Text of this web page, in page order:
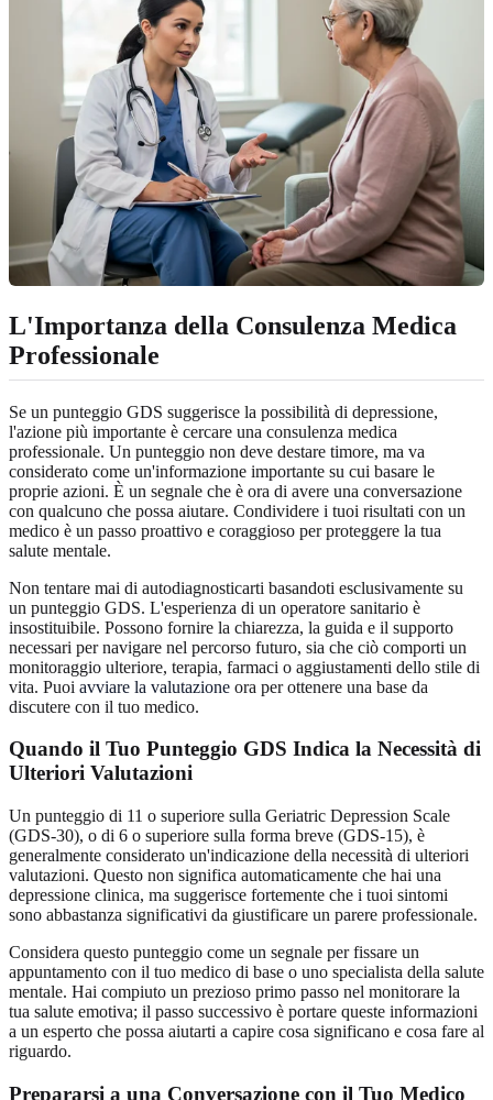
L'Importanza della Consulenza Medica
Professionale
Se un punteggio GDS suggerisce la possibilità di depressione,
l'azione più importante è cercare una consulenza medica
professionale. Un punteggio non deve destare timore, ma va
considerato come un'informazione importante su cui basare le
proprie azioni. È un segnale che è ora di avere una conversazione
con qualcuno che possa aiutare. Condividere i tuoi risultati con un
medico è un passo proattivo e coraggioso per proteggere la tua
salute mentale.
Non tentare mai di autodiagnosticarti basandoti esclusivamente su
un punteggio GDS. L'esperienza di un operatore sanitario è
insostituibile. Possono fornire la chiarezza, la guida e il supporto
necessari per navigare nel percorso futuro, sia che ciò comporti un
monitoraggio ulteriore, terapia, farmaci o aggiustamenti dello stile di
vita. Puoi avviare la valutazione ora per ottenere una base da
discutere con il tuo medico.
Quando il Tuo Punteggio GDS Indica la Necessità di
Ulteriori Valutazioni
Un punteggio di 11 o superiore sulla Geriatric Depression Scale
(GDS-30), o di 6 o superiore sulla forma breve (GDS-15), è
generalmente considerato un'indicazione della necessità di ulteriori
valutazioni. Questo non significa automaticamente che hai una
depressione clinica, ma suggerisce fortemente che i tuoi sintomi
sono abbastanza significativi da giustificare un parere professionale.
Considera questo punteggio come un segnale per fissare un
appuntamento con il tuo medico di base o uno specialista della salute
mentale. Hai compiuto un prezioso primo passo nel monitorare la
tua salute emotiva; il passo successivo è portare queste informazioni
a un esperto che possa aiutarti a capire cosa significano e cosa fare al
riguardo.
Prepararsi a una Conversazione con il Tuo Medico